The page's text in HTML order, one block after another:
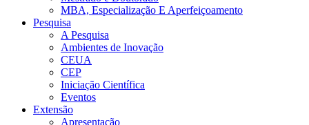
MBA, Especialização E Aperfeiçoamento
Pesquisa
A Pesquisa
Ambientes de Inovação
CEUA
CEP
Iniciação Científica
Eventos
Extensão
Apresentação